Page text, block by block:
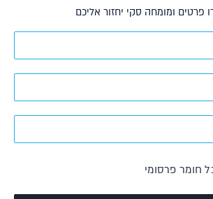
פרטים ומומחה סקי יחזור אליכם
חומר פרסומי